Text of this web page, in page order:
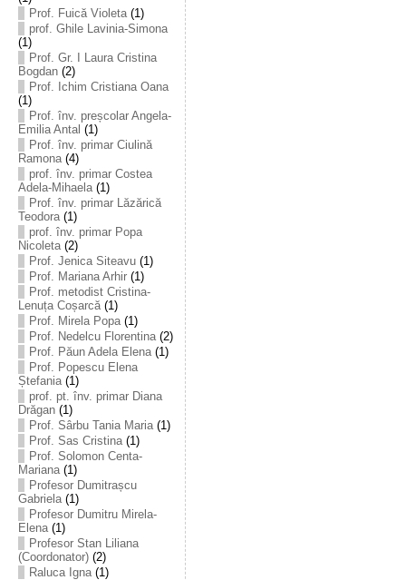
Prof. Fuică Violeta(1)
prof. Ghile Lavinia-Simona
(1)
Prof. Gr. I Laura Cristina
Bogdan(2)
Prof. Ichim Cristiana Oana
(1)
Prof. înv. preșcolar Angela-
Emilia Antal (1)
Prof. înv. primar Ciulină
Ramona(4)
prof. înv. primar Costea
Adela-Mihaela(1)
Prof. înv. primar Lăzărică
Teodora(1)
prof. înv. primar Popa
Nicoleta(2)
Prof. Jenica Siteavu(1)
Prof. Mariana Arhir(1)
Prof. metodist Cristina-
Lenuța Coșarcă(1)
Prof. Mirela Popa(1)
Prof. Nedelcu Florentina(2)
Prof. Păun Adela Elena(1)
Prof. Popescu Elena
Ștefania(1)
prof. pt. înv. primar Diana
Drăgan(1)
Prof. Sârbu Tania Maria(1)
Prof. Sas Cristina(1)
Prof. Solomon Centa-
Mariana(1)
Profesor Dumitrașcu
Gabriela(1)
Profesor Dumitru Mirela-
Elena(1)
Profesor Stan Liliana
(Coordonator)(2)
Raluca Igna(1)